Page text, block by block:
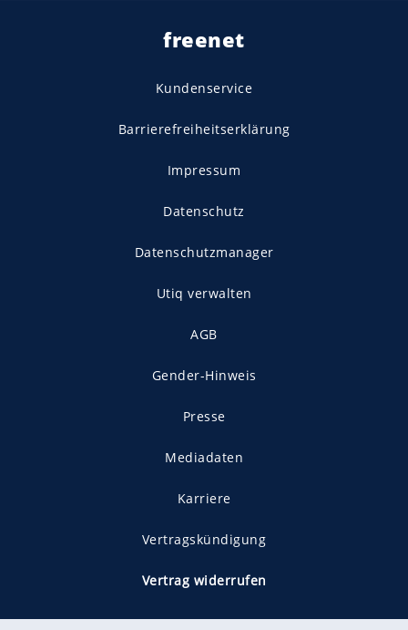
freenet
Kundenservice
Barrierefreiheitserklärung
Impressum
Datenschutz
Datenschutzmanager
Utiq verwalten
AGB
Gender-Hinweis
Presse
Mediadaten
Karriere
Vertragskündigung
Vertrag widerrufen